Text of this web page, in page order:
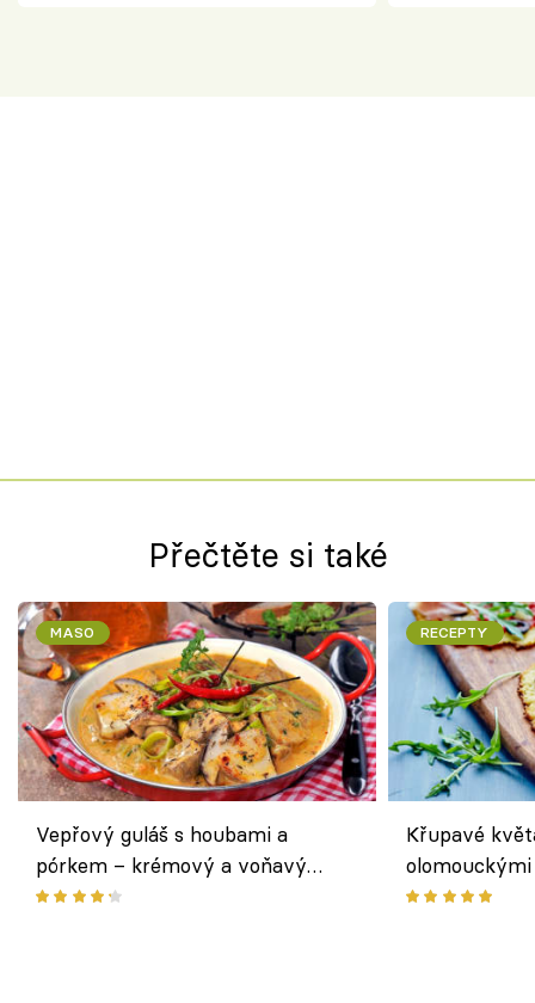
Přečtěte si také
MASO
Vepřový guláš s houbami a
pórkem – krémový a voňavý
pokrm z jednoho hrnce
RECEPTY
Křupavé
bezlepkový